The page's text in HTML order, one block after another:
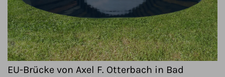
EU-Brücke von Axel F. Otterbach in Bad